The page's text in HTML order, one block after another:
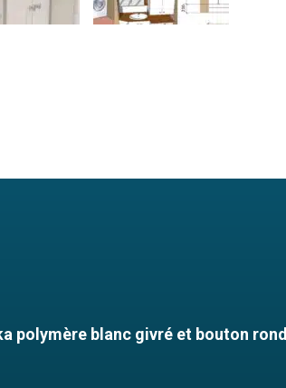
polymère blanc givré et bouton rond